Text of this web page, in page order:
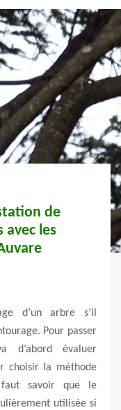
de
avec les
d’un arbre s’il
Pour passer
d’abord évaluer
choisir la méthode
faut savoir que le
utilisée si